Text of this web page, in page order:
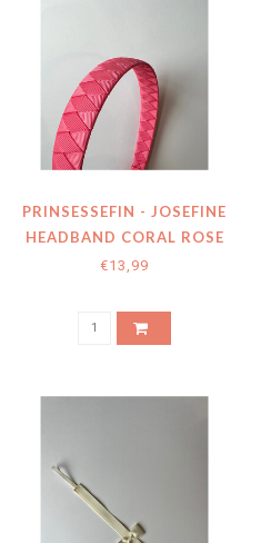
PRINSESSEFIN - JOSEFINE
HEADBAND CORAL ROSE
€13,99